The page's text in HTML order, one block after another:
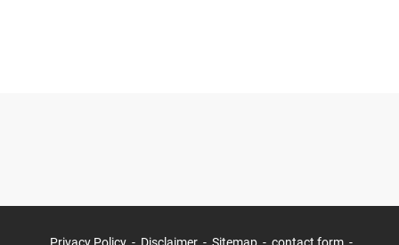
Privacy Policy Disclaimer Sitemap contact form